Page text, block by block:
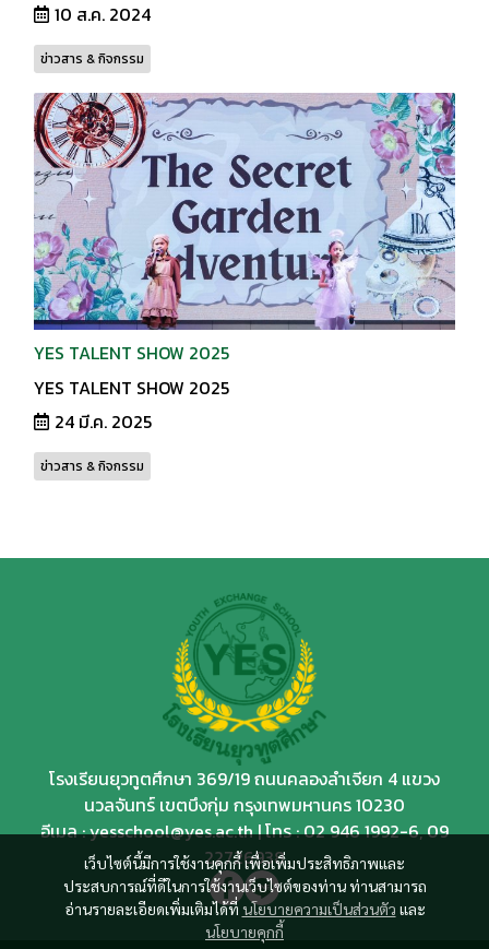
10 ส.ค. 2024
ข่าวสาร & กิจกรรม
YES TALENT SHOW 2025
YES TALENT SHOW 2025
24 มี.ค. 2025
ข่าวสาร & กิจกรรม
เว็บไซต์นี้มีการใช้งานคุกกี้ เพื่อเพิ่มประสิทธิภาพและ
ประสบการณ์ที่ดีในการใช้งานเว็บไซต์ของท่าน ท่านสามารถ
อ่านรายละเอียดเพิ่มเติมได้ที่ นโยบายความเป็นส่วนตัว และ
นโยบายคุกกี้
โรงเรียนยุวทูตศึกษา 369/19 ถนนคลองลำเจียก 4 แขวง
นวลจันทร์ เขตบึงกุ่ม กรุงเทพมหานคร 10230
อีเมล : yesschool@yes.ac.th | โทร :02 946 1992-6,09
22726938